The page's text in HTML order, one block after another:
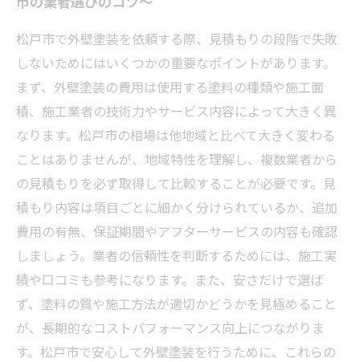
松戸市で外壁塗装を依頼する際、見積もりの段階で失敗
しないためにはいくつかの重要なポイントがあります。
まず、外壁塗装の費用は使用する塗料の種類や施工面
積、施工業者の技術力やサービス内容によって大きく異
なります。松戸市の相場は他地域と比べて大きく変わる
ことはありませんが、地域特性を理解し、複数業者から
の見積もりを必ず取得して比較することが必要です。見
積もり内容は項目ごとに細かく分けられているか、追加
費用の有無、保証期間やアフターサービスの内容も確認
しましょう。業者の信頼性を判断するためには、施工実
績や口コミも参考になります。また、安さだけで選ば
ず、塗料の質や施工方法が適切かどうかを見極めること
が、長期的なコストパフォーマンス向上につながりま
す。松戸市で安心して外壁塗装を行うために、これらの